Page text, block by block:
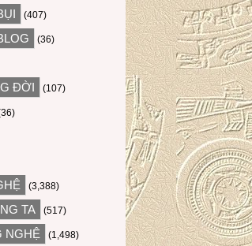
(407)
(36)
ĐỜI (107)
(3,388)
TA (517)
NGHỆ (1,498)